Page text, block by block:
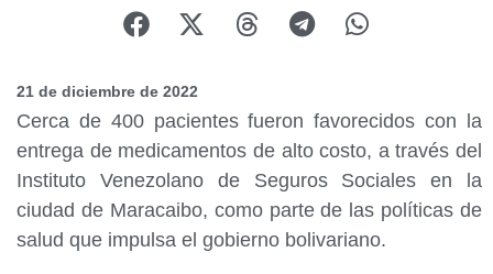
21 de diciembre de 2022
Cerca de 400 pacientes fueron favorecidos con la
entrega de medicamentos de alto costo, a través del
Instituto Venezolano de Seguros Sociales en la
ciudad de Maracaibo, como parte de las políticas de
salud que impulsa el gobierno bolivariano.